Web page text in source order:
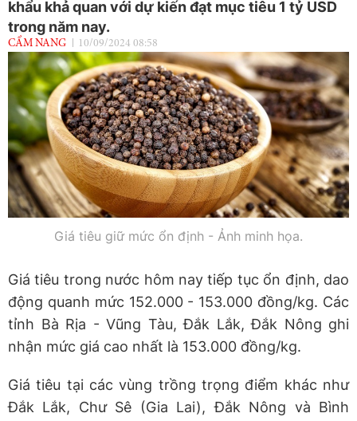
khẩu khả quan với dự kiến đạt mục tiêu 1 tỷ USD
trong năm nay.
CẨM NANG 10/09/2024 08:58
Giá tiêu giữ mức ổn định - Ảnh minh họa.
Giá tiêu trong nước hôm nay tiếp tục ổn định, dao
động quanh mức 152.000 - 153.000 đồng/kg. Các
tỉnh Bà Rịa - Vũng Tàu, Đắk Lắk, Đắk Nông ghi
nhận mức giá cao nhất là 153.000 đồng/kg.
Giá tiêu tại các vùng trồng trọng điểm khác như
Đắk Lắk, Chư Sê (Gia Lai), Đắk Nông và Bình